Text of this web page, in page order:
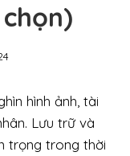
hình ảnh, tài
Lưu trữ và
trọng trong thời